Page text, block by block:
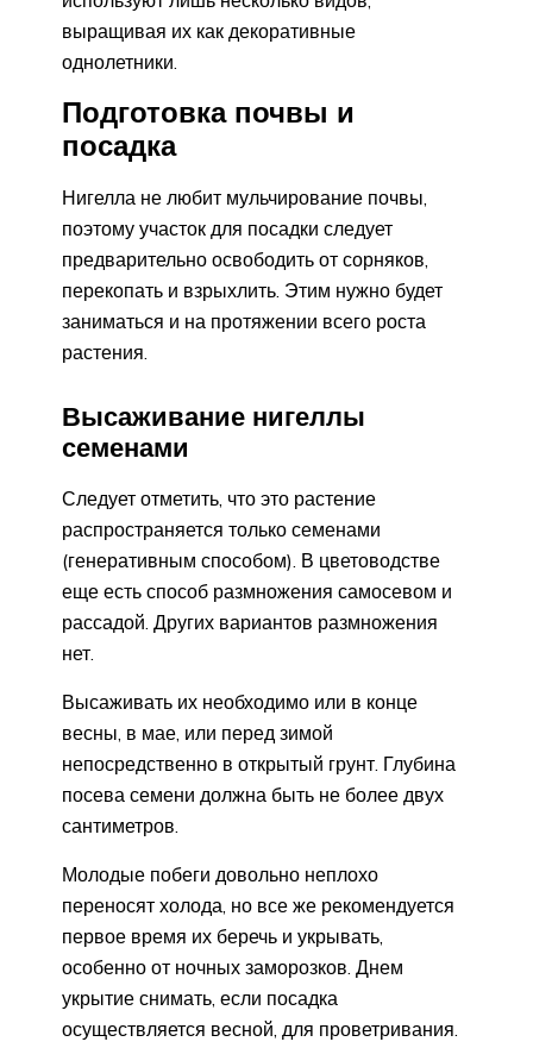
выращивая их как декоративные
однолетники.
Подготовка почвы и
посадка
Нигелла не любит мульчирование почвы,
поэтому участок для посадки следует
предварительно освободить от сорняков,
перекопать и взрыхлить. Этим нужно будет
заниматься и на протяжении всего роста
растения.
Высаживание нигеллы
семенами
Следует отметить, что это растение
распространяется только семенами
(генеративным способом). В цветоводстве
еще есть способ размножения самосевом и
рассадой. Других вариантов размножения
нет.
Высаживать их необходимо или в конце
весны, в мае, или перед зимой
непосредственно в открытый грунт. Глубина
посева семени должна быть не более двух
сантиметров.
Молодые побеги довольно неплохо
переносят холода, но все же рекомендуется
первое время их беречь и укрывать,
особенно от ночных заморозков. Днем
укрытие снимать, если посадка
осуществляется весной, для проветривания.